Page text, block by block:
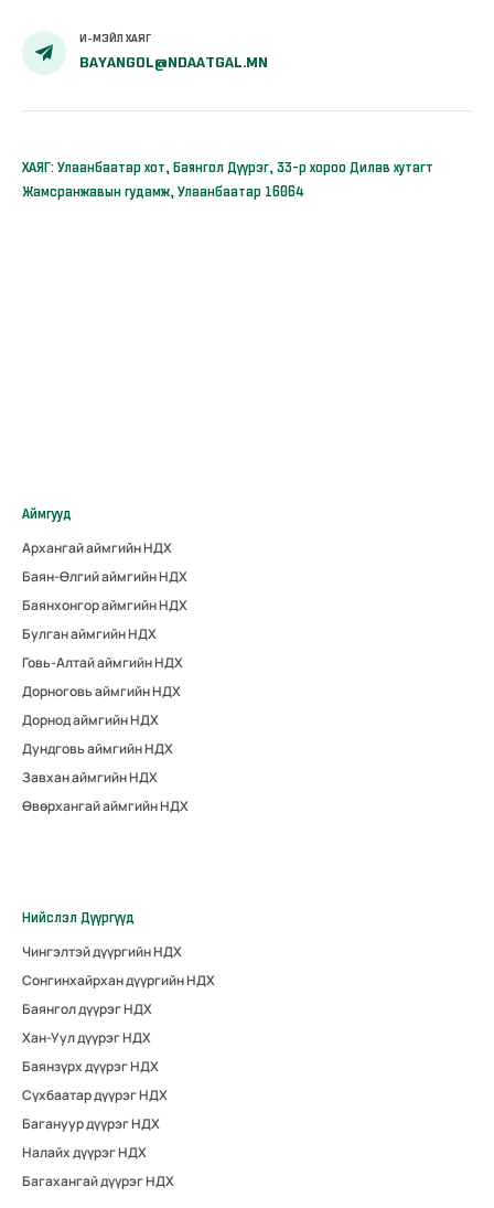
И-МЭЙЛ ХАЯГ
BAYANGOL@NDAATGAL.MN
ХАЯГ: Улаанбаатар хот, Баянгол Дүүрэг, 33-р хороо Дилав хутагт
Жамсранжавын гудамж, Улаанбаатар 16064
Аймгууд
Архангай аймгийн НДХ
Баян-Өлгий аймгийн НДХ
Баянхонгор аймгийн НДХ
Булган аймгийн НДХ
Говь-Алтай аймгийн НДХ
Дорноговь аймгийн НДХ
Дорнод аймгийн НДХ
Дундговь аймгийн НДХ
Завхан аймгийн НДХ
Өвөрхангай аймгийн НДХ
Нийслэл Дүүргүүд
Чингэлтэй дүүргийн НДХ
Сонгинхайрхан дүүргийн НДХ
Баянгол дүүрэг НДХ
Хан-Уул дүүрэг НДХ
Баянзүрх дүүрэг НДХ
Сүхбаатар дүүрэг НДХ
Багануур дүүрэг НДХ
Налайх дүүрэг НДХ
Багахангай дүүрэг НДХ